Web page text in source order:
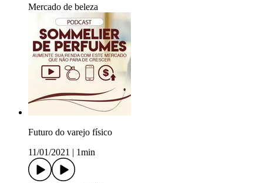
Mercado de beleza
Futuro do varejo físico
11/01/2021
1min